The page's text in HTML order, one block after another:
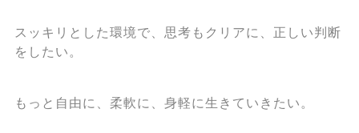
スッキリとした環境で、思考もクリアに、正しい判断
をしたい。
もっと自由に、柔軟に、身軽に生きていきたい。